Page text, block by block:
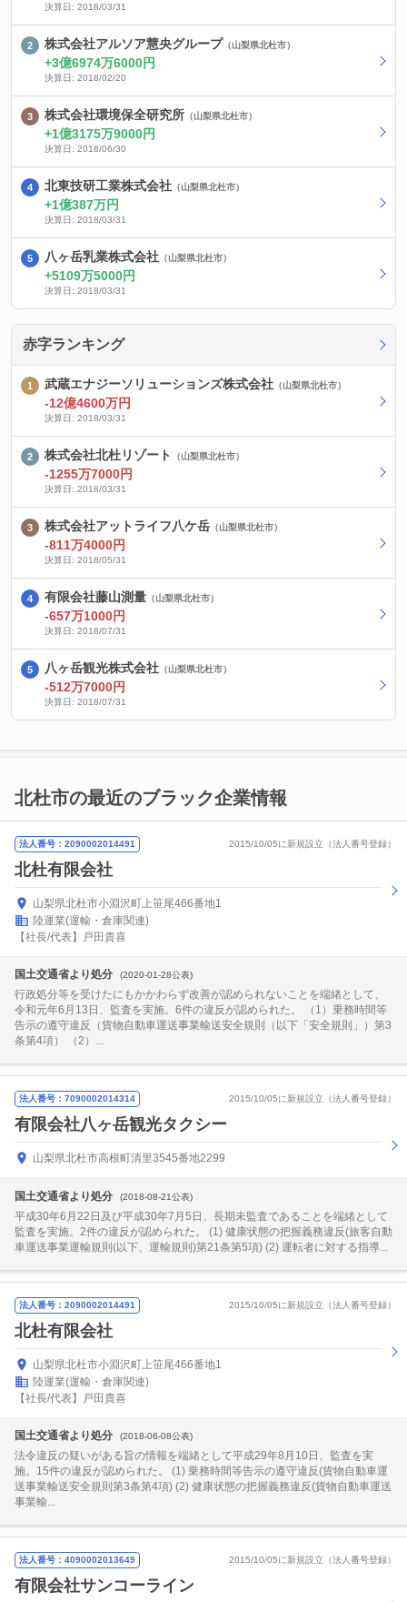
決算日: 2018/03/31
株式会社アルソア慧央グループ （山梨県北杜市）
3億6974万6000円
決算日: 2018/02/20
株式会社環境保全研究所 （山梨県北杜市）
1億3175万9000円
決算日: 2018/06/30
北東技研工業株式会社 （山梨県北杜市）
1億387万円
決算日: 2018/03/31
八ヶ岳乳業株式会社 （山梨県北杜市）
5109万5000円
決算日: 2018/03/31
赤字ランキング
武蔵エナジーソリューションズ株式会社 （山梨県北杜市）
-12億4600万円
決算日: 2018/03/31
株式会社北杜リゾート （山梨県北杜市）
-1255万7000円
決算日: 2018/03/31
株式会社アットライフ八ケ岳 （山梨県北杜市）
-811万4000円
決算日: 2018/05/31
有限会社藤山測量 （山梨県北杜市）
-657万1000円
決算日: 2018/07/31
八ヶ岳観光株式会社 （山梨県北杜市）
-512万7000円
決算日: 2018/07/31
北杜市の最近のブラック企業情報
法人番号：2090002014491 2015/10/05に新規設立（法人番号登録）
北杜有限会社
山梨県北杜市小淵沢町上笹尾466番地1
陸運業(運輸・倉庫関連)
【社長/代表】戸田貴喜
国土交通省より処分 (2020-01-28公表)
行政処分等を受けたにもかかわらず改善が認められないことを端緒として、
令和元年6月13日、監査を実施。6件の違反が認められた。 （1）乗務時間等
告示の遵守違反（貨物自動車運送事業輸送安全規則（以下「安全規則」）第3
条第4項） （2）...
法人番号：7090002014314 2015/10/05に新規設立（法人番号登録）
有限会社八ヶ岳観光タクシー
山梨県北杜市高根町清里3545番地2299
国土交通省より処分 (2018-08-21公表)
平成30年6月22日及び平成30年7月5日、長期未監査であることを端緒として
監査を実施。2件の違反が認められた。 (1) 健康状態の把握義務違反(旅客自動
車運送事業運輸規則(以下、運輸規則)第21条第5項) (2) 運転者に対する指導...
法人番号：2090002014491 2015/10/05に新規設立（法人番号登録）
北杜有限会社
山梨県北杜市小淵沢町上笹尾466番地1
陸運業(運輸・倉庫関連)
【社長/代表】戸田貴喜
国土交通省より処分 (2018-06-08公表)
法令違反の疑いがある旨の情報を端緒として平成29年8月10日、監査を実
施。15件の違反が認められた。 (1) 乗務時間等告示の遵守違反(貨物自動車運
送事業輸送安全規則第3条第4項) (2) 健康状態の把握義務違反(貨物自動車運送
事業輸...
法人番号：4090002013649 2015/10/05に新規設立（法人番号登録）
有限会社サンコーライン